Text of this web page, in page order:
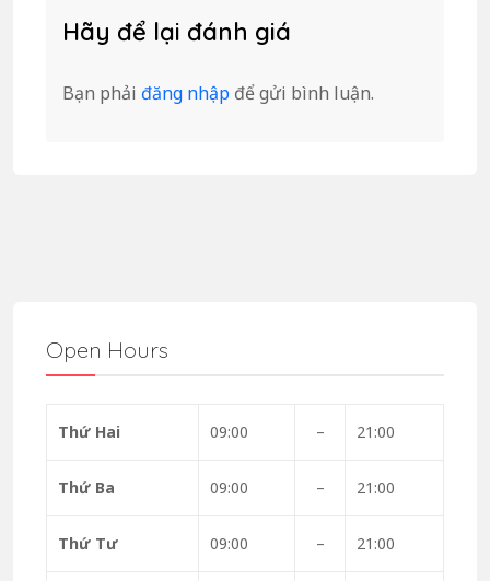
Hãy để lại đánh giá
Bạn phải đăng nhập để gửi bình luận.
Open Hours
Thứ Hai 09:00 – 21:00
Thứ Ba 09:00 – 21:00
Thứ Tư 09:00 – 21:00